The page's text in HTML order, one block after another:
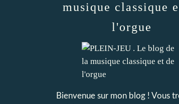
musique classique
l'orgue
Bienvenue sur mon blog ! Vous